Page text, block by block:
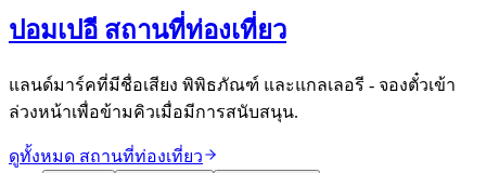
ปอมเปอี สถานที่ท่องเที่ยว
แลนด์มาร์คที่มีชื่อเสียง พิพิธภัณฑ์ และแกลเลอรี - จองตั๋วเข้า
ล่วงหน้าเพื่อข้ามคิวเมื่อมีการสนับสนุน.
ดูทั้งหมด สถานที่ท่องเที่ยว